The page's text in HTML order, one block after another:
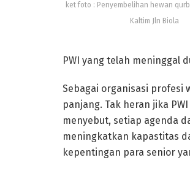
ket foto : Penyembelihan hewan
Kaltim Jln Biola
PWI yang telah meninggal
Sebagai organisasi profesi
panjang. Tak heran jika
menyebut, setiap agenda
meningkatkan kapastitas
kepentingan para senior